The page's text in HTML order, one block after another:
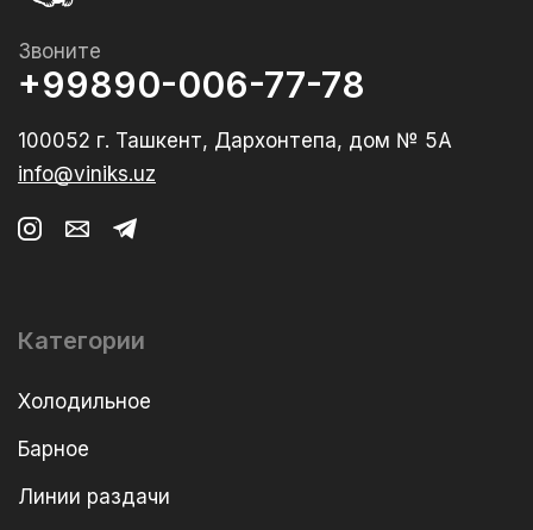
Звоните
+99890-006-77-78
100052 г. Ташкент, Дархонтепа, дом № 5А
info@viniks.uz
Категории
Холодильное
Барное
Линии раздачи